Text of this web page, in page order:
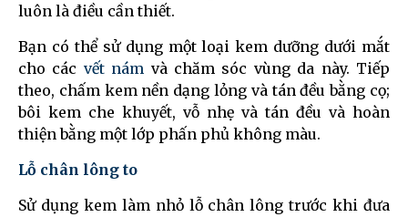
luôn là điều cần thiết.
Bạn có thể sử dụng một loại kem dưỡng dưới mắt
cho các vết nám và chăm sóc vùng da này. Tiếp
theo, chấm kem nền dạng lỏng và tán đều bằng cọ;
bôi kem che khuyết, vỗ nhẹ và tán đều và hoàn
thiện bằng một lớp phấn phủ không màu.
Lỗ chân lông to
Sử dụng kem làm nhỏ lỗ chân lông trước khi đưa